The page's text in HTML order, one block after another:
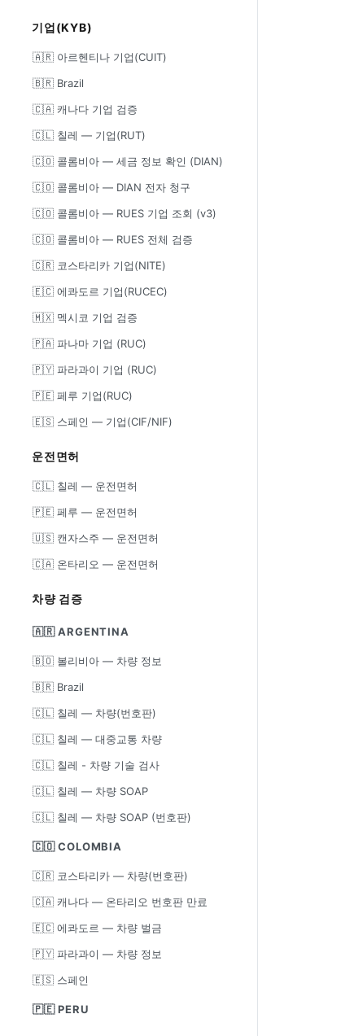
기업(KYB)
🇦🇷 아르헨티나 기업(CUIT)
🇧🇷 Brazil
🇨🇦 캐나다 기업 검증
🇨🇱 칠레 — 기업(RUT)
🇨🇴 콜롬비아 — 세금 정보 확인 (DIAN)
🇨🇴 콜롬비아 — DIAN 전자 청구
🇨🇴 콜롬비아 — RUES 기업 조회 (v3)
🇨🇴 콜롬비아 — RUES 전체 검증
🇨🇷 코스타리카 기업(NITE)
🇪🇨 에콰도르 기업(RUCEC)
🇲🇽 멕시코 기업 검증
🇵🇦 파나마 기업 (RUC)
🇵🇾 파라과이 기업 (RUC)
🇵🇪 페루 기업(RUC)
🇪🇸 스페인 — 기업(CIF/NIF)
운전면허
🇨🇱 칠레 — 운전면허
🇵🇪 페루 — 운전면허
🇺🇸 캔자스주 — 운전면허
🇨🇦 온타리오 — 운전면허
차량 검증
🇦🇷 ARGENTINA
🇧🇴 볼리비아 — 차량 정보
🇧🇷 Brazil
🇨🇱 칠레 — 차량(번호판)
🇨🇱 칠레 — 대중교통 차량
🇨🇱 칠레 - 차량 기술 검사
🇨🇱 칠레 — 차량 SOAP
🇨🇱 칠레 — 차량 SOAP (번호판)
🇨🇴 COLOMBIA
🇨🇷 코스타리카 — 차량(번호판)
🇨🇦 캐나다 — 온타리오 번호판 만료
🇪🇨 에콰도르 — 차량 벌금
🇵🇾 파라과이 — 차량 정보
🇪🇸 스페인
🇵🇪 PERU